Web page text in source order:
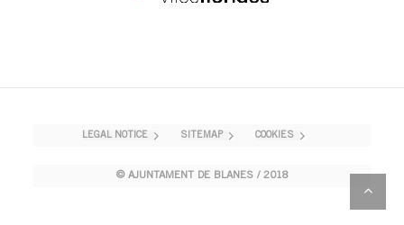
LEGAL NOTICE SITEMAP COOKIES
© AJUNTAMENT DE BLANES / 2018